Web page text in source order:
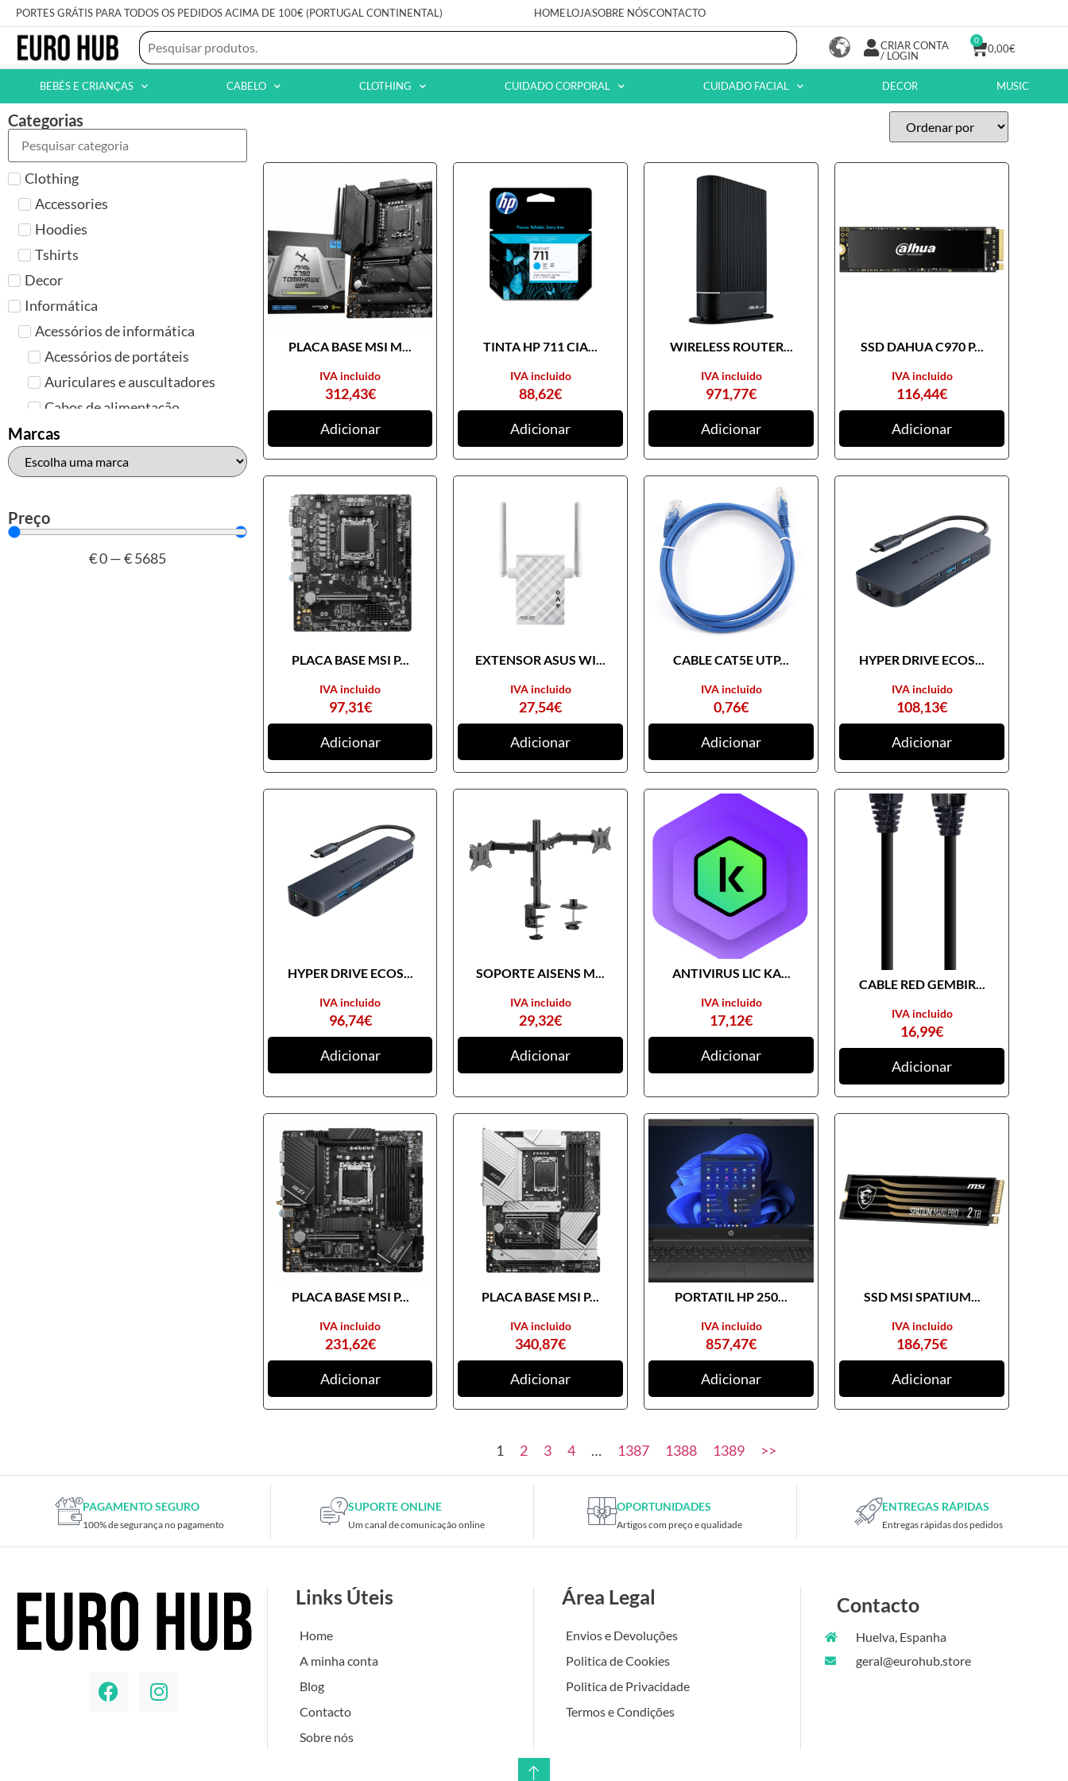
PORTES GRÁTIS PARA TODOS OS PEDIDOS ACIMA DE 100€ (PORTUGAL CONTINENTAL) HOMELOJASOBRE NÓSCONTACTO
CRIAR CONTA
/ LOGIN
0,00€
0
BEBÉS E CRIANÇAS CABELO CLOTHING CUIDADO CORPORAL CUIDADO FACIAL DECOR MUSIC
Categorias
Clothing
Accessories
Hoodies
Tshirts
Decor
Informática
Acessórios de informática
Acessórios de portáteis
Auriculares e auscultadores
Cabos de alimentação
Colunas de Som
Hubs
Leitores de cartões
Malas, mochilas e bolsas
Marcas
Processadores
SAIS
Ventoínhas
Computadores
Mini-PCs
Outros computadores
Portáteis
Marcas
Preço
€0—€5685
PLACA BASE MSI M...
312,43€
IVA incluido
Adicionar
TINTA HP 711 CIA...
88,62€
IVA incluido
Adicionar
WIRELESS ROUTER...
971,77€
IVA incluido
Adicionar
SSD DAHUA C970 P...
116,44€
IVA incluido
Adicionar
PLACA BASE MSI P...
97,31€
IVA incluido
Adicionar
EXTENSOR ASUS WI...
27,54€
IVA incluido
Adicionar
CABLE CAT5E UTP...
0,76€
IVA incluido
Adicionar
HYPER DRIVE ECOS...
108,13€
IVA incluido
Adicionar
HYPER DRIVE ECOS...
96,74€
IVA incluido
Adicionar
SOPORTE AISENS M...
29,32€
IVA incluido
Adicionar
ANTIVIRUS LIC KA...
17,12€
IVA incluido
Adicionar
CABLE RED GEMBIR...
16,99€
IVA incluido
Adicionar
PLACA BASE MSI P...
231,62€
IVA incluido
Adicionar
PLACA BASE MSI P...
340,87€
IVA incluido
Adicionar
PORTATIL HP 250...
857,47€
IVA incluido
Adicionar
SSD MSI SPATIUM...
186,75€
IVA incluido
Adicionar
1 2 3 4 … 1387 1388 1389 >>
PAGAMENTO SEGURO
100% de segurança no pagamento
SUPORTE ONLINE
Um canal de comunicação online
OPORTUNIDADES
Artigos com preço e qualidade
ENTREGAS RÁPIDAS
Entregas rápidas dos pedidos
Links Úteis
Home
A minha conta
Blog
Contacto
Sobre nós
Área Legal
Envios e Devoluções
Politica de Cookies
Politica de Privacidade
Termos e Condições
Contacto
Huelva, Espanha
geral@eurohub.store